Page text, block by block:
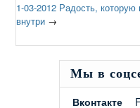
1-03-2012 Радость,
внутри →
Мы в
Вконтакте